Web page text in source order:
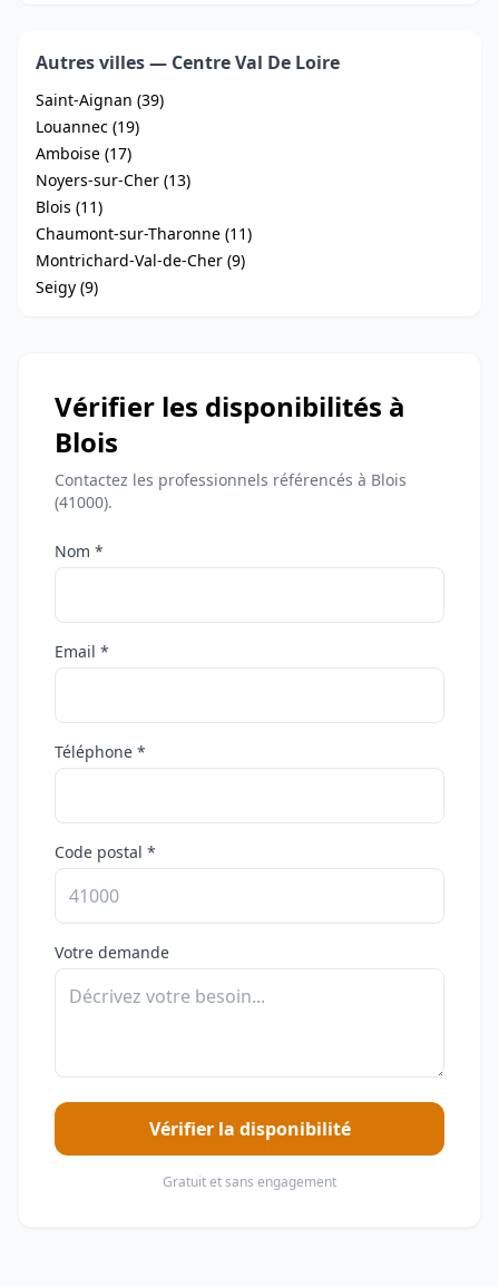
Autres villes — Centre Val De Loire
Saint-Aignan (39)
Louannec (19)
Amboise (17)
Noyers-sur-Cher (13)
Blois (11)
Chaumont-sur-Tharonne (11)
Montrichard-Val-de-Cher (9)
Seigy (9)
Vérifier les disponibilités à
Blois
Contactez les professionnels référencés à Blois
(41000).
Nom *
Email *
Téléphone *
Code postal *
Votre demande
Vérifier la disponibilité
Gratuit et sans engagement